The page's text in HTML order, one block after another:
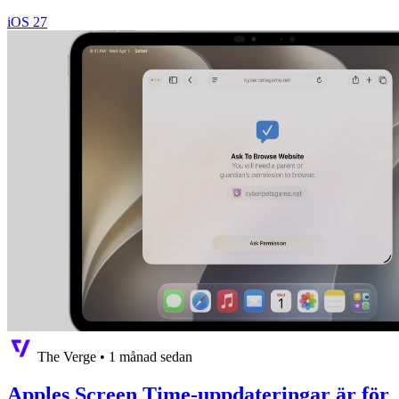
iOS 27
The Verge • 1 månad sedan
Apples Screen Time-uppdateringar är för